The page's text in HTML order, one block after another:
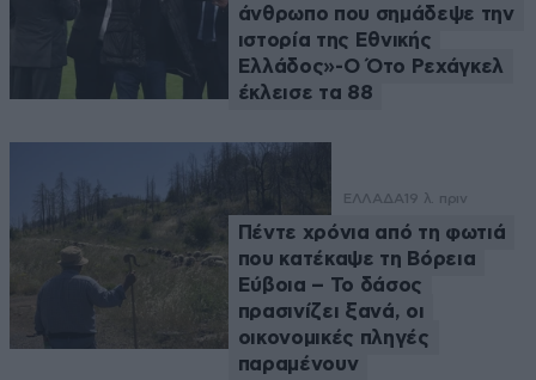
άνθρωπο που σημάδεψε την
ιστορία της Εθνικής
Ελλάδος»-Ο Ότο Ρεχάγκελ
έκλεισε τα 88
ΕΛΛΑΔΑ 19 λ. πριν
Πέντε χρόνια από τη φωτιά
που κατέκαψε τη Βόρεια
Εύβοια – Το δάσος
πρασινίζει ξανά, οι
οικονομικές πληγές
παραμένουν